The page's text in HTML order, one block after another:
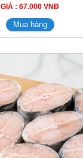
GIÁ : 67.000 VNĐ